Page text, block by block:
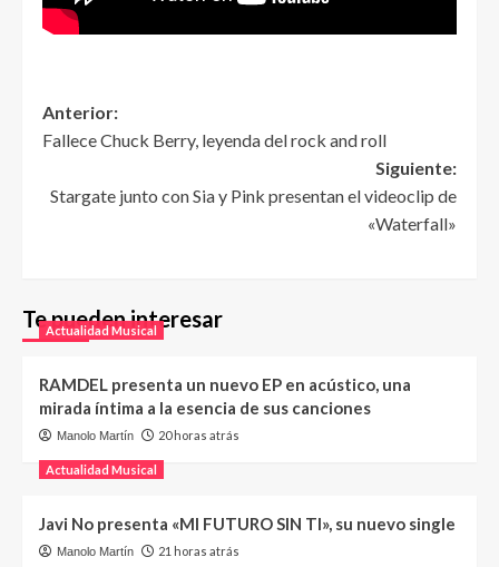
Anterior:
Fallece Chuck Berry, leyenda del rock and roll
Siguiente:
Stargate junto con Sia y Pink presentan el videoclip de
«Waterfall»
Te pueden interesar
Actualidad Musical
RAMDEL presenta un nuevo EP en acústico, una
mirada íntima a la esencia de sus canciones
Manolo Martín 20 horas atrás
Actualidad Musical
Javi No presenta «MI FUTURO SIN TI», su nuevo single
Manolo Martín 21 horas atrás